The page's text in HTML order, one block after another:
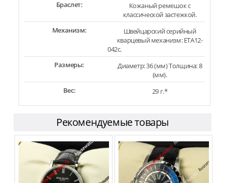
Браслет:
Кожаный ремешок с
классической застежкой.
Механизм:
Швейцарский серийный
кварцевый механизм: ETA12-
042c.
Размеры:
Диаметр: 36 (мм) Толщина: 8
(мм).
Вес:
29 г.*
Рекомендуемые товары